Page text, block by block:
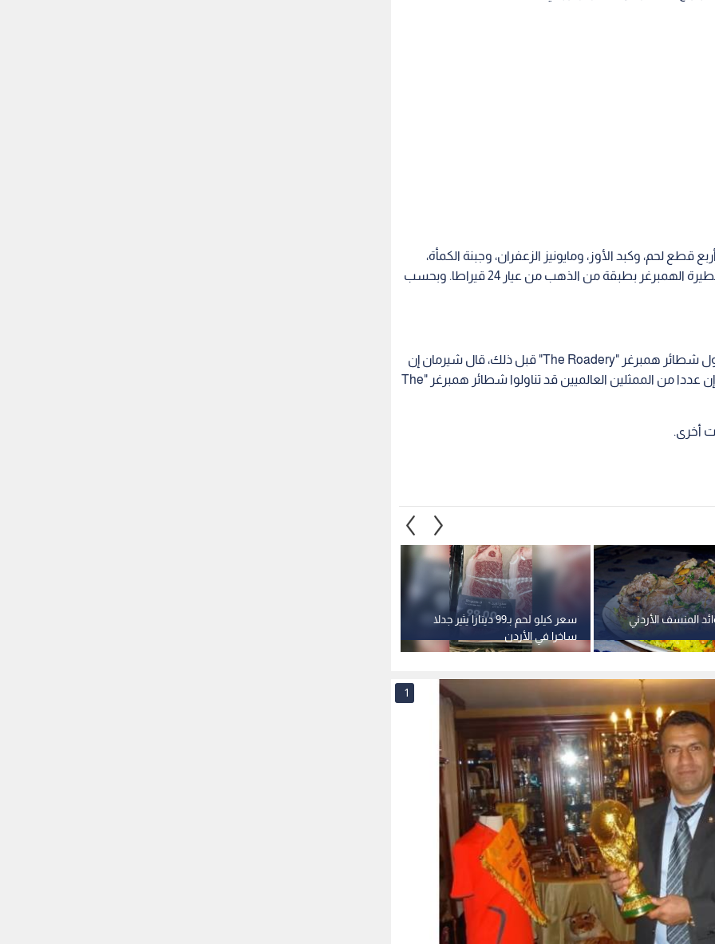
دولارا، وتتكون من أربع قطع لحم، وكبد الأوز، ومايونيز الزعفران، وجبنة الكمأة،
وكاتشاب التوت البري الأسود. وتغطى قطعة خبز شطيرة الهمبرغر بطبقة من الذهب من عيار 24 قيراطا. وبحسب
ولدى سؤاله عما إذا قامت شخصية شهيرة أخرى بتناول شطائر همبرغر "The Roadery" قبل ذلك، قال شيرمان إن
خصوصية زبائنه المشاهير مهمة، لكنه اكتفى بالقول إن عددا من الممثلين العالميين قد تناولوا شطائر همبرغر "The
أخرى.
سعر كيلو لحم بـ99 دينارا يثير جدلا
ساخرا في الأردن
المنسف الأردني
1